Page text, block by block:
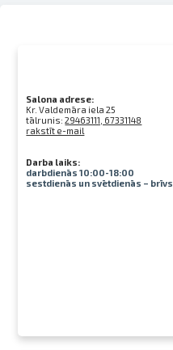
Salona adrese:
Kr. Valdemāra iela 25
tālrunis:29463111, 67331148
rakstīt e-mail
Darba laiks:
darbdienās 10:00-18:00
sestdienās un svētdienās – brīvs